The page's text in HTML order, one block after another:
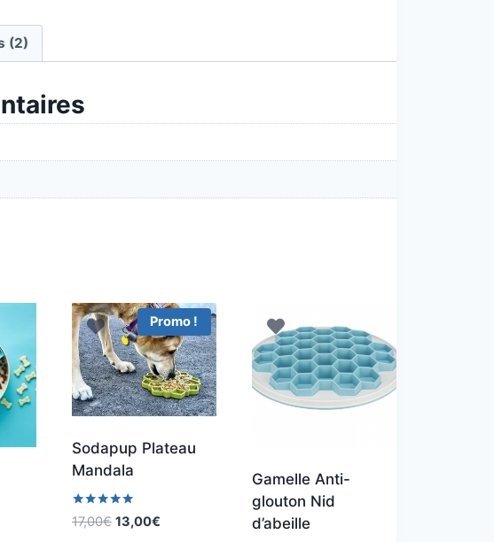
(2)
Promo !
Sodapup Plateau
Mandala
Note
5.00
17,00€ Le
13,00€Le
Gamelle Anti-
glouton Nid
d’abeille